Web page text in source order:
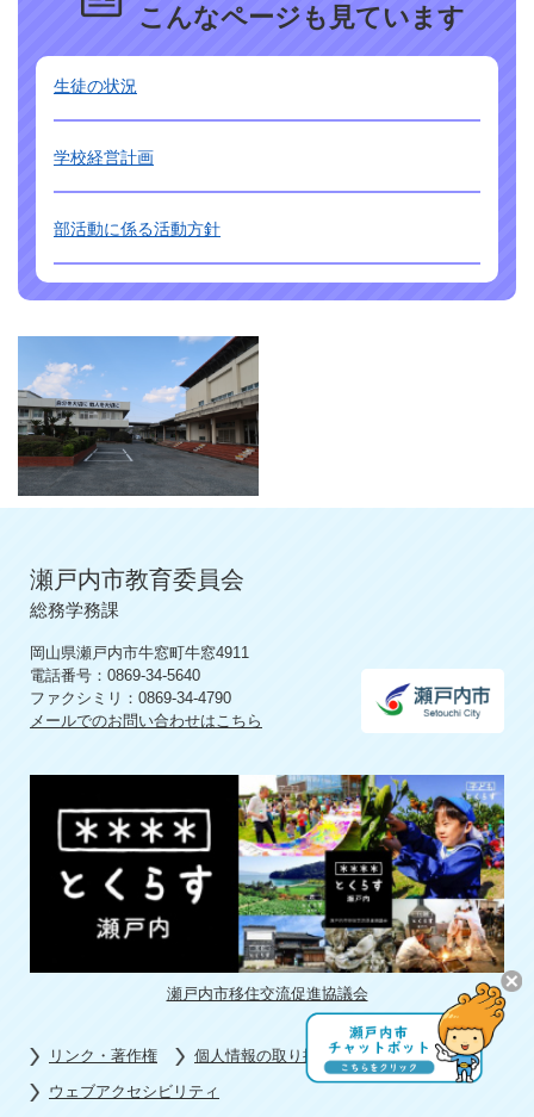
こんなページも見ています
生徒の状況
学校経営計画
部活動に係る活動方針
瀬戸内市教育委員会
総務学務課
岡山県瀬戸内市牛窓町牛窓4911
電話番号：0869-34-5640
ファクシミリ：0869-34-4790
メールでのお問い合わせはこちら
瀬戸内市移住交流促進協議会
リンク・著作権 個人情報の取り扱い
ウェブアクセシビリティ